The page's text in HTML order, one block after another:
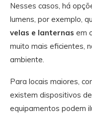
Nesses casos, há
lumens, por exemplo,
velas e lanternas em
muito mais eficientes,
ambiente.
Para locais maiores,
existem dispositivos
equipamentos podem